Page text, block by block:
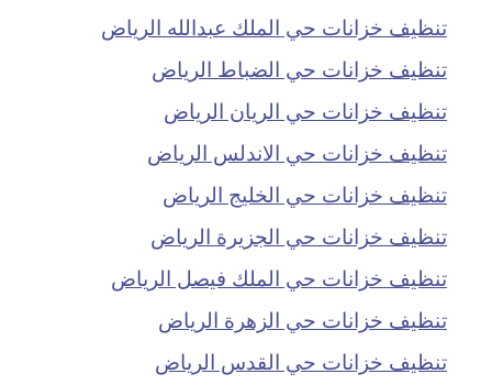
تنظيف خزانات حي الملك عبدالله الرياض
تنظيف خزانات حي الضباط الرياض
تنظيف خزانات حي الريان الرياض
تنظيف خزانات حي الاندلس الرياض
تنظيف خزانات حي الخليج الرياض
تنظيف خزانات حي الجزيرة الرياض
تنظيف خزانات حي الملك فيصل الرياض
تنظيف خزانات حي الزهرة الرياض
تنظيف خزانات حي القدس الرياض